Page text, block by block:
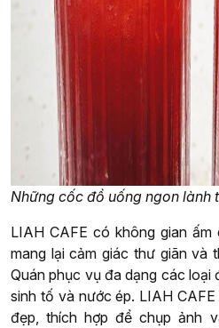
Những cốc đồ uống ngon lành
LIAH CAFE có không gian ấm
mang lại cảm giác thư giãn và
Quán phục vụ đa dạng các
sinh tố và nước ép. LIAH
đẹp, thích hợp để chụp ảnh